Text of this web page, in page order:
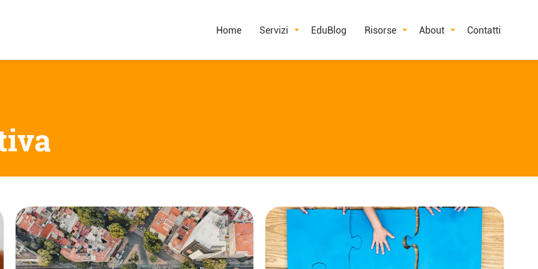
Home Servizi EduBlog Risorse About Contatti